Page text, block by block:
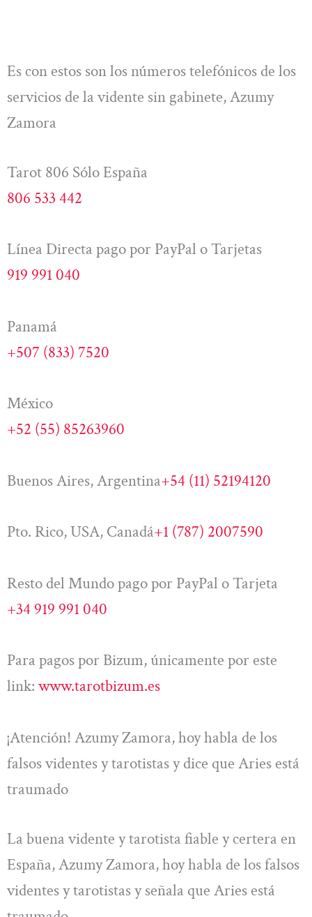
Es con estos son los números telefónicos de los
servicios de la vidente sin gabinete, Azumy
Zamora
Tarot 806 Sólo España
806 533 442
Línea Directa pago por PayPal o Tarjetas
919 991 040
Panamá
+507 (833) 7520
México
+52 (55) 85263960
Buenos Aires, Argentina+54 (11) 52194120
Pto. Rico, USA, Canadá+1 (787) 2007590
Resto del Mundo pago por PayPal o Tarjeta
+34 919 991 040
Para pagos por Bizum, únicamente por este
link: www.tarotbizum.es
¡Atención! Azumy Zamora, hoy habla de los
falsos videntes y tarotistas y dice que Aries está
traumado
La buena vidente y tarotista fiable y certera en
España, Azumy Zamora, hoy habla de los falsos
videntes y tarotistas y señala que Aries está